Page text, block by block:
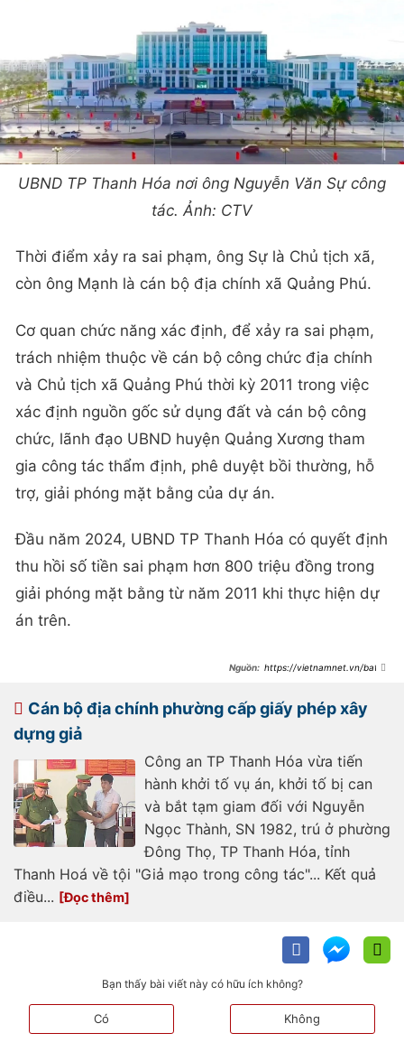
UBND TP Thanh Hóa nơi ông Nguyễn Văn Sự công
tác. Ảnh: CTV
Thời điểm xảy ra sai phạm, ông Sự là Chủ tịch xã,
còn ông Mạnh là cán bộ địa chính xã Quảng Phú.
Cơ quan chức năng xác định, để xảy ra sai phạm,
trách nhiệm thuộc về cán bộ công chức địa chính
và Chủ tịch xã Quảng Phú thời kỳ 2011 trong việc
xác định nguồn gốc sử dụng đất và cán bộ công
chức, lãnh đạo UBND huyện Quảng Xương tham
gia công tác thẩm định, phê duyệt bồi thường, hỗ
trợ, giải phóng mặt bằng của dự án.
Đầu năm 2024, UBND TP Thanh Hóa có quyết định
thu hồi số tiền sai phạm hơn 800 triệu đồng trong
giải phóng mặt bằng từ năm 2011 khi thực hiện dự
án trên.
https://vietnamnet.vn/bat-
2370848.html
Cán bộ địa chính phường cấp giấy phép xây
dựng giả
Công an TP Thanh Hóa vừa tiến
hành khởi tố vụ án, khởi tố bị can
và bắt tạm giam đối với Nguyễn
Ngọc Thành, SN 1982, trú ở phường
Đông Thọ, TP Thanh Hóa, tỉnh
Thanh Hoá về tội "Giả mạo trong công tác"... Kết quả
điều...
Bạn thấy bài viết này có hữu ích không?
Có Không